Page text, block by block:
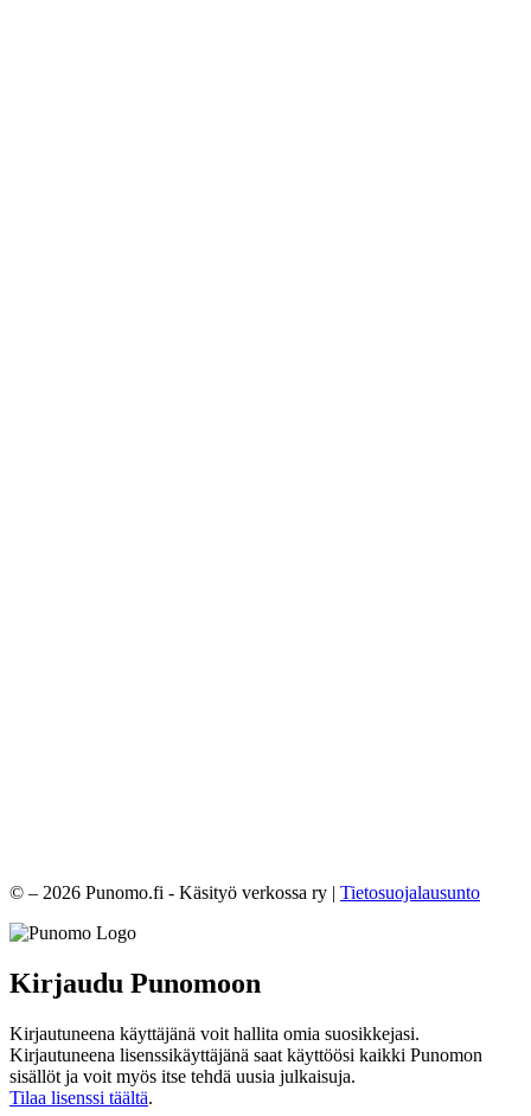
© – 2026 Punomo.fi - Käsityö verkossa ry | Tietosuojalausunto
Kirjaudu Punomoon
Kirjautuneena käyttäjänä voit hallita omia suosikkejasi.
Kirjautuneena lisenssikäyttäjänä saat käyttöösi kaikki Punomon
sisällöt ja voit myös itse tehdä uusia julkaisuja.
Tilaa lisenssi täältä.